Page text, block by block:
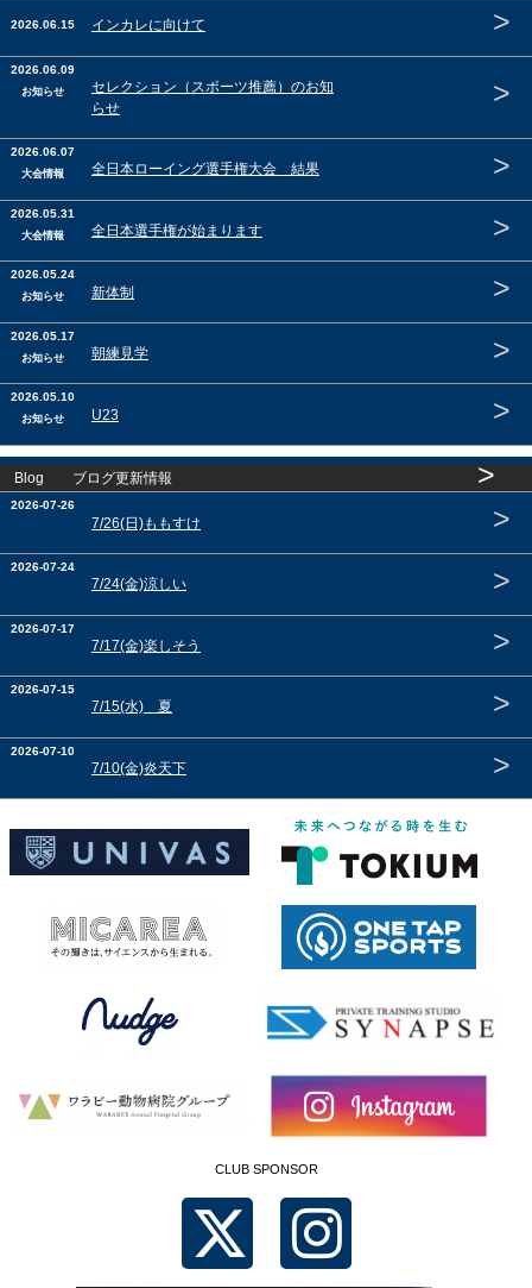
2026.06.15 インカレに向けて >
2026.06.09
お知らせ
セレクション（スポーツ推薦）のお知
らせ
>
2026.06.07
大会情報 全日本ローイング選手権大会 結果 >
2026.05.31
大会情報 全日本選手権が始まります >
2026.05.24
お知らせ 新体制 >
2026.05.17
お知らせ 朝練見学 >
2026.05.10
お知らせ U23 >
Blog ブログ更新情報 >
2026-07-26
7/26(日)ももすけ >
2026-07-24
7/24(金)涼しい >
2026-07-17
7/17(金)楽しそう >
2026-07-15
7/15(水) 夏 >
2026-07-10
7/10(金)炎天下 >
CLUB SPONSOR